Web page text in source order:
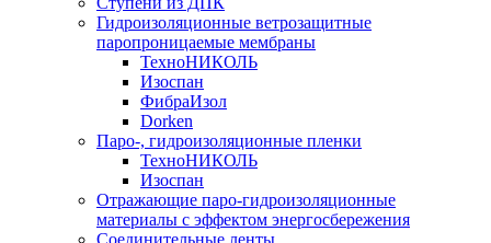
Гидроизоляционные ветрозащитные
паропроницаемые мембраны
ТехноНИКОЛЬ
Изоспан
ФибраИзол
Dorken
Паро-, гидроизоляционные пленки
ТехноНИКОЛЬ
Изоспан
Отражающие паро-гидроизоляционные
материалы с эффектом энергосбережения
Соединительные ленты